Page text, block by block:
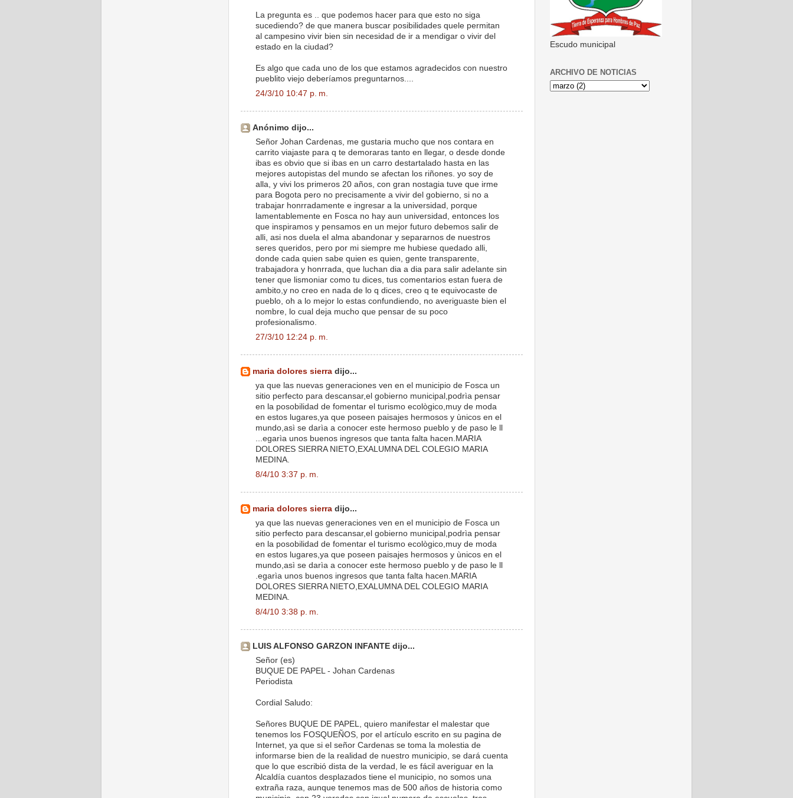
La pregunta es .. que podemos hacer para que esto no siga
sucediendo? de que manera buscar posibilidades quele permitan
al campesino vivir bien sin necesidad de ir a mendigar o vivir del
estado en la ciudad?
Es algo que cada uno de los que estamos agradecidos con nuestro
pueblito viejo deberíamos preguntarnos....
24/3/10 10:47 p. m.
Anónimo dijo...
Señor Johan Cardenas, me gustaria mucho que nos contara en
carrito viajaste para q te demoraras tanto en llegar, o desde donde
ibas es obvio que si ibas en un carro destartalado hasta en las
mejores autopistas del mundo se afectan los riñones. yo soy de
alla, y vivi los primeros 20 años, con gran nostagia tuve que irme
para Bogota pero no precisamente a vivir del gobierno, si no a
trabajar honrradamente e ingresar a la universidad, porque
lamentablemente en Fosca no hay aun universidad, entonces los
que inspiramos y pensamos en un mejor futuro debemos salir de
alli, asi nos duela el alma abandonar y separarnos de nuestros
seres queridos, pero por mi siempre me hubiese quedado alli,
donde cada quien sabe quien es quien, gente transparente,
trabajadora y honrrada, que luchan dia a dia para salir adelante sin
tener que lismoniar como tu dices, tus comentarios estan fuera de
ambito,y no creo en nada de lo q dices, creo q te equivocaste de
pueblo, oh a lo mejor lo estas confundiendo, no averiguaste bien el
nombre, lo cual deja mucho que pensar de su poco
profesionalismo.
27/3/10 12:24 p. m.
maria dolores sierra dijo...
ya que las nuevas generaciones ven en el municipio de Fosca un
sitio perfecto para descansar,el gobierno municipal,podrìa pensar
en la posobilidad de fomentar el turismo ecològico,muy de moda
en estos lugares,ya que poseen paisajes hermosos y ùnicos en el
mundo,asì se darìa a conocer este hermoso pueblo y de paso le ll
...egarìa unos buenos ingresos que tanta falta hacen.MARIA
DOLORES SIERRA NIETO,EXALUMNA DEL COLEGIO MARIA
MEDINA.
8/4/10 3:37 p. m.
maria dolores sierra dijo...
ya que las nuevas generaciones ven en el municipio de Fosca un
sitio perfecto para descansar,el gobierno municipal,podrìa pensar
en la posobilidad de fomentar el turismo ecològico,muy de moda
en estos lugares,ya que poseen paisajes hermosos y ùnicos en el
mundo,asì se darìa a conocer este hermoso pueblo y de paso le ll
.egarìa unos buenos ingresos que tanta falta hacen.MARIA
DOLORES SIERRA NIETO,EXALUMNA DEL COLEGIO MARIA
MEDINA.
8/4/10 3:38 p. m.
LUIS ALFONSO GARZON INFANTE dijo...
Señor (es)
BUQUE DE PAPEL - Johan Cardenas
Periodista
Cordial Saludo:
Señores BUQUE DE PAPEL, quiero manifestar el malestar que
tenemos los FOSQUEÑOS, por el artículo escrito en su pagina de
Internet, ya que si el señor Cardenas se toma la molestia de
informarse bien de la realidad de nuestro municipio, se dará cuenta
que lo que escribió dista de la verdad, le es fácil averiguar en la
Alcaldía cuantos desplazados tiene el municipio, no somos una
extraña raza, aunque tenemos mas de 500 años de historia como
Escudo municipal
ARCHIVO DE NOTICIAS